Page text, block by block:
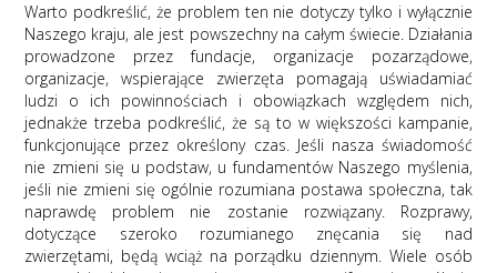
Warto podkreślić, że problem ten nie dotyczy tylko i wyłącznie
Naszego kraju, ale jest powszechny na całym świecie. Działania
prowadzone przez fundacje, organizacje pozarządowe,
organizacje, wspierające zwierzęta pomagają uświadamiać
ludzi o ich powinnościach i obowiązkach względem nich,
jednakże trzeba podkreślić, że są to w większości kampanie,
funkcjonujące przez określony czas. Jeśli nasza świadomość
nie zmieni się u podstaw, u fundamentów Naszego myślenia,
jeśli nie zmieni się ogólnie rozumiana postawa społeczna, tak
naprawdę problem nie zostanie rozwiązany. Rozprawy,
dotyczące szeroko rozumianego znęcania się nad
zwierzętami, będą wciąż na porządku dziennym. Wiele osób